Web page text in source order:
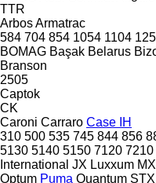
TTR
ArbosArmatrac
584 704 854 1054 1104
BOMAG Başak Belarus
Branson
2505
Captok
CK
Caroni Carraro Case IH
310 500 535 745 844 856
5130 5140 5150 7120 7210
International JX Luxxum MX
Optum Puma Quantum STX